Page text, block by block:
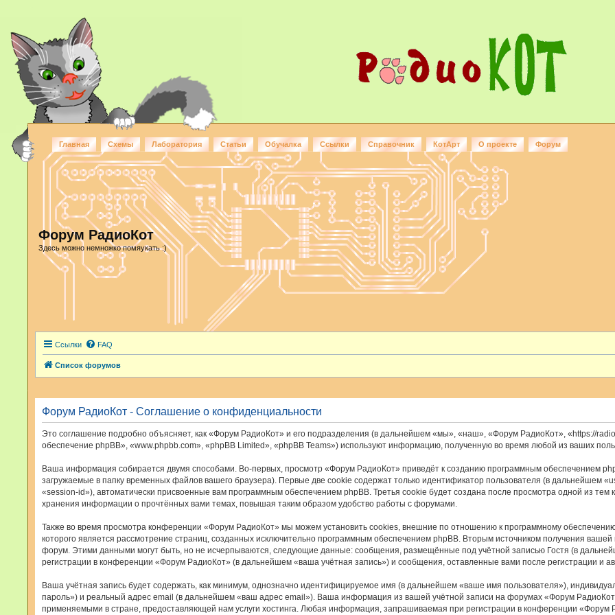
Главная Схемы Лаборатория Статьи Обучалка Ссылки Справочник КотАрт О проекте Форум
Форум РадиоКот
Здесь можно немножко помяукать :)
Ссылки FAQ
Список форумов
Форум РадиоКот - Соглашение о конфиденциальности
Это соглашение подробно объясняет, как «Форум РадиоКот» и его подразделения (в дальнейшем «мы», «наш», «Форум РадиоКот», «https://
обеспечение phpBB», «www.phpbb.com», «phpBB Limited», «phpBB Teams») используют информацию, полученную во время любой из ваших
Ваша информация собирается двумя способами. Во-первых, просмотр «Форум РадиоКот» приведёт к созданию программным обеспечением
загружаемые в папку временных файлов вашего браузера). Первые две cookie содержат только идентификатор пользователя (в дальнейшем
«session-id»), автоматически присвоенные вам программным обеспечением phpBB. Третья cookie будет создана после просмотра одной из
хранения информации о прочтённых вами темах, повышая таким образом удобство работы с форумами.
Также во время просмотра конференции «Форум РадиоКот» мы можем установить cookies, внешние по отношению к программному
которого является рассмотрение страниц, созданных исключительно программным обеспечением phpBB. Вторым источником получения
форум. Этими данными могут быть, но не исчерпываются, следующие данные: сообщения, размещённые под учётной записью Гостя (в
регистрации в конференции «Форум РадиоКот» (в дальнейшем «ваша учётная запись») и сообщения, оставленные вами после регистрации и
Ваша учётная запись будет содержать, как минимум, однозначно идентифицируемое имя (в дальнейшем «ваше имя пользователя»),
пароль») и реальный адрес email (в дальнейшем «ваш адрес email»). Ваша информация из вашей учётной записи на форумах «Форум
применяемыми в стране, предоставляющей нам услуги хостинга. Любая информация, запрашиваемая при регистрации в конференции «Форум